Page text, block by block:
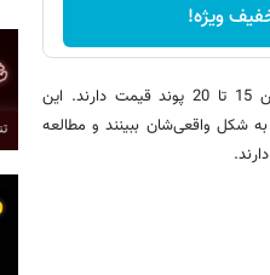
ویژه!
نسخه هایی که کابران مطالعه می‌کنند دقیقا شبیه نسخه‌های چاپی است که بین 15 تا 20 پوند قیمت دارند. این
آثار قرن 19 را همراه با تصاویر و به شکل واقعی‌شان ببینند و مطالعه